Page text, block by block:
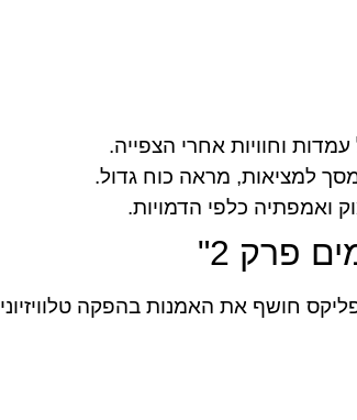
וחוויות אחרי הצפייה.
למציאות, מראה כוח גדול.
ואמפתיה כלפי הדמויות.
פרק 2"
חושף את האמנות בהפקה